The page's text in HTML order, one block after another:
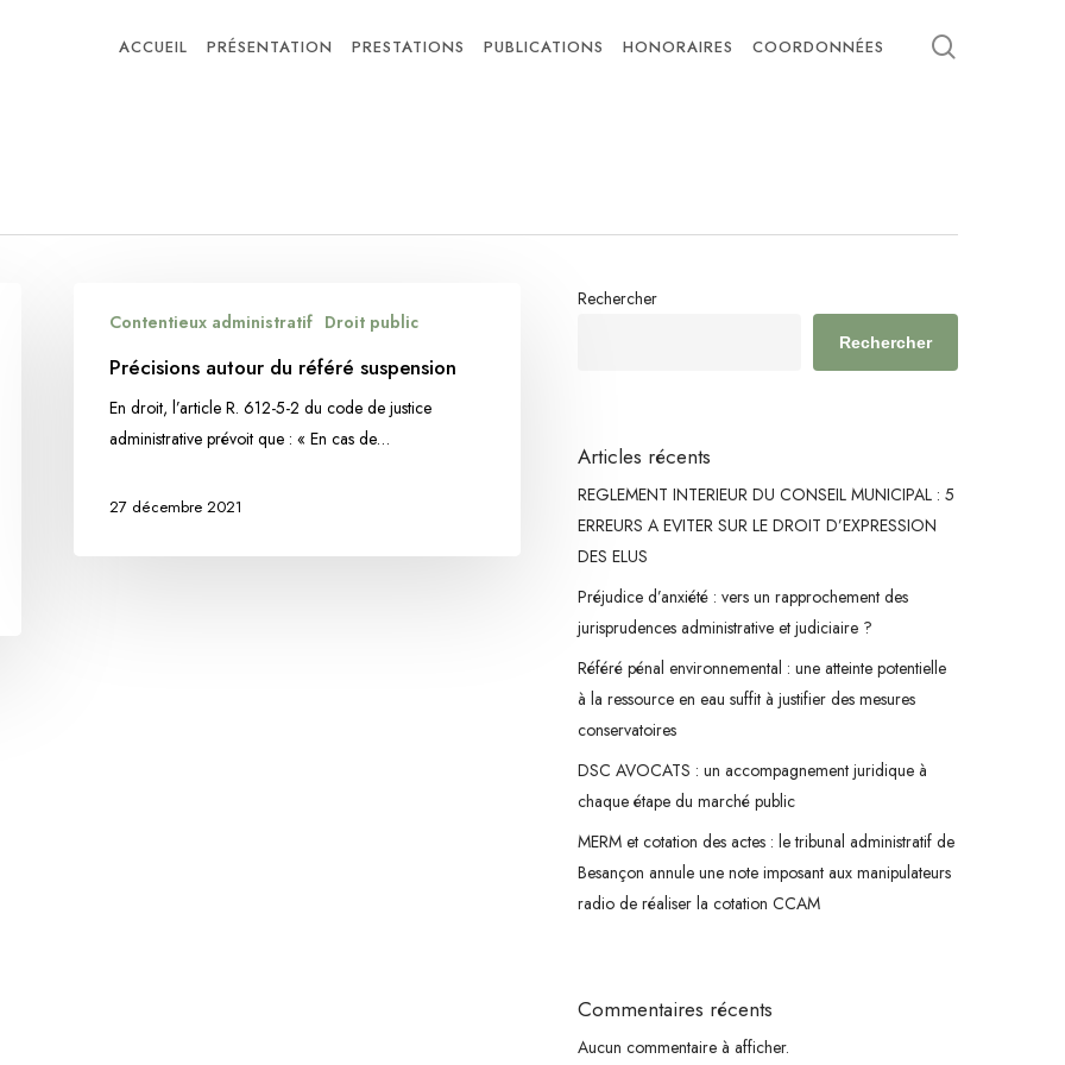
ACCUEIL PRÉSENTATION PRESTATIONS PUBLICATIONS HONORAIRES COORDONNÉES
autour
suspension
Contentieux administratif Droit public
Précisions autour du référé suspension
En droit, l’article R. 612-5-2 du code de justice
administrative prévoit que : « En cas de…
27 décembre 2021
Rechercher
Rechercher
Articles récents
REGLEMENT INTERIEUR DU CONSEIL MUNICIPAL : 5
ERREURS A EVITER SUR LE DROIT D’EXPRESSION
DES ELUS
Préjudice d’anxiété : vers un rapprochement des
jurisprudences administrative et judiciaire ?
Référé pénal environnemental : une atteinte potentielle
à la ressource en eau suffit à justifier des mesures
conservatoires
DSC AVOCATS : un accompagnement juridique à
chaque étape du marché public
MERM et cotation des actes : le tribunal administratif de
Besançon annule une note imposant aux manipulateurs
radio de réaliser la cotation CCAM
Commentaires récents
Aucun commentaire à afficher.